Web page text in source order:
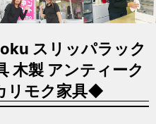
スリッパラック
木製 アンティーク
リモク家具◆